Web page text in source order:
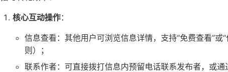
核心互动操作：
信息查看：其他用户可浏览信息详情，支持“免费查看”或
则）；
联系作者：可直接拨打信息内预留电话联系发布者，或通